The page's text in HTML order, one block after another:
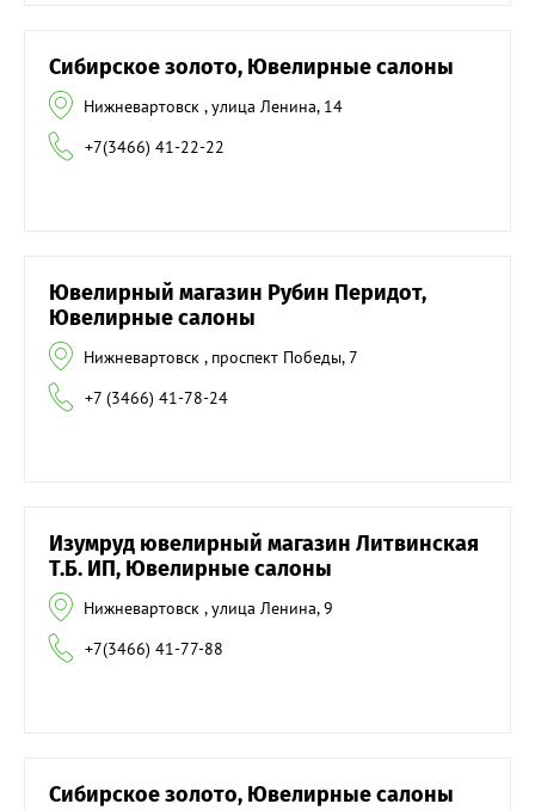
Сибирское золото, Ювелирные салоны
Нижневартовск , улица Ленина, 14
+7(3466) 41-22-22
Ювелирный магазин Рубин Перидот,
Ювелирные салоны
Нижневартовск , проспект Победы, 7
+7 (3466) 41-78-24
Изумруд ювелирный магазин Литвинская
Т.Б. ИП, Ювелирные салоны
Нижневартовск , улица Ленина, 9
+7(3466) 41-77-88
Сибирское золото, Ювелирные салоны